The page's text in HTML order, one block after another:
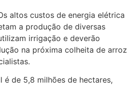
altos custos de energia elétrica
a produção de diversas
irrigação e deverão
na próxima colheita de arroz
é de 5,8 milhões de hectares,